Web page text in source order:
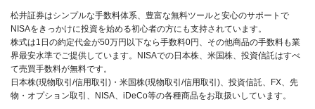
松井証券はシンプルな手数料体系、豊富な無料ツールと安心のサポートで
NISAをきっかけに投資を始める初心者の方にも支持されています。
株式は1日の約定代金が50万円以下なら手数料0円、その他商品の手数料も業
界最安水準でご提供しています。NISAでの日本株、米国株、投資信託はすべ
て売買手数料が無料です。
日本株(現物取引/信用取引)・米国株(現物取引/信用取引)、投資信託、FX、先
物・オプション取引、NISA、iDeCo等の各種商品をお取扱いしています。